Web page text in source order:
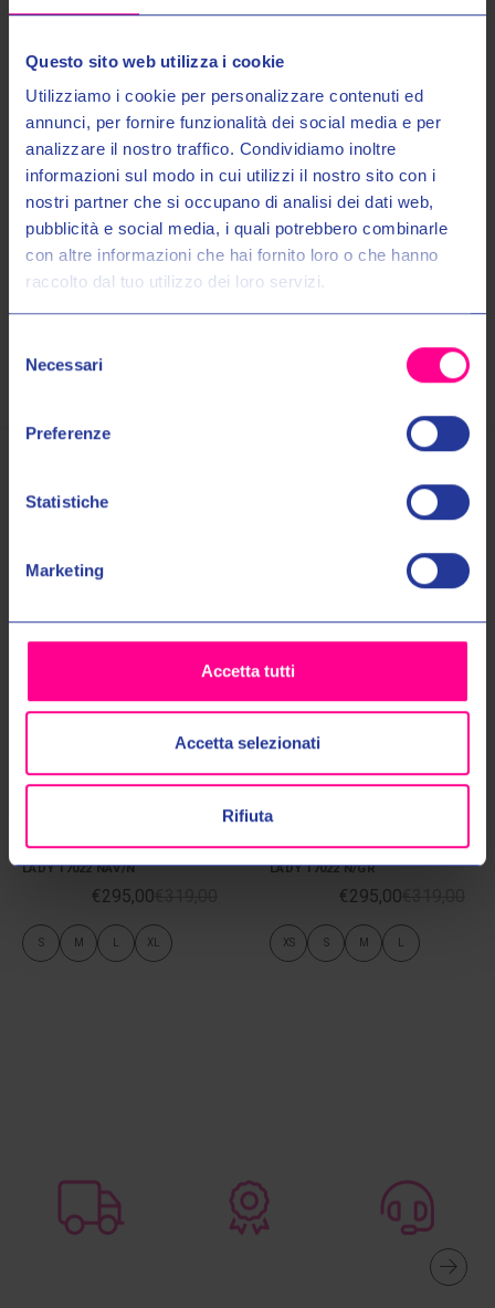
Questo sito web utilizza i cookie
Utilizziamo i cookie per personalizzare contenuti ed
annunci, per fornire funzionalità dei social media e per
analizzare il nostro traffico. Condividiamo inoltre
informazioni sul modo in cui utilizzi il nostro sito con i
nostri partner che si occupano di analisi dei dati web,
pubblicità e social media, i quali potrebbero combinarle
con altre informazioni che hai fornito loro o che hanno
raccolto dal tuo utilizzo dei loro servizi.
delNecessari
Preferenze
Statistiche
Marketing
Accetta tutti
Accetta selezionati
Rifiuta
Nr.1 Taschini interni 100% impermeabili
Collo interno ""Comfort""
Collo esterno in microfibra
ZIP di connessione giacca-pantalone.
Maggiori Informazioni
Spedizioni
GIACCA VENTOURING 4 WP
LADY 17022 NAV/N
€295,00
S M XL
Clover Srl
GIACCA VENTOURING 4 WP
LADY 17022 N/GR
€295,00
XS S M
Entra nel mondo Valeri Sport
Ricevi in anteprima novità, promozioni esclusive e uno
SCONTO DEL 10%sul tuo primo acquisto!
Email:
Autorizzo il trattamento dei miei dati personali nel modo e per gli
scopi indicati nell'Informativa sulla